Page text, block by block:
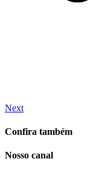
Next
Confira também
Nosso canal